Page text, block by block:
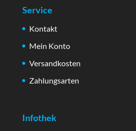
Service
Kontakt
Mein Konto
Versandkosten
Zahlungsarten
Infothek